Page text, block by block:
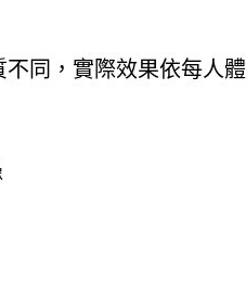
同，實際效果依每人